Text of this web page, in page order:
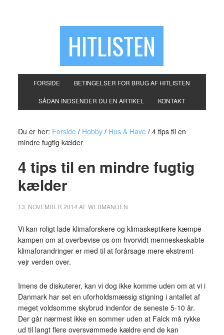
HITLISTEN
FORSIDE BETINGELSER FOR BRUG AF HITLISTEN
SÅDAN INDSENDER DU EN ARTIKEL KONTAKT
Du er her: Forside / Hobby / Hus & Have /4 tips til en
mindre fugtig kælder
4 tips til en mindre fugtig
kælder
13. NOVEMBER 2014 AFWEBMANDEN
Vi kan roligt lade klimaforskere og klimaskeptikere kæmpe
kampen om at overbevise os om hvorvidt menneskeskabte
klimaforandringer er med til at forårsage mere ekstremt
vejr verden over.
Imens de diskuterer, kan vi dog ikke komme uden om at vi i
Danmark har set en uforholdsmæssig stigning i antallet af
meget voldsomme skybrud indenfor de seneste 5-10 år.
Der går nærmest ikke en sommer uden at Falck må rykke
ud til langt flere oversvømmede kældre end de kan